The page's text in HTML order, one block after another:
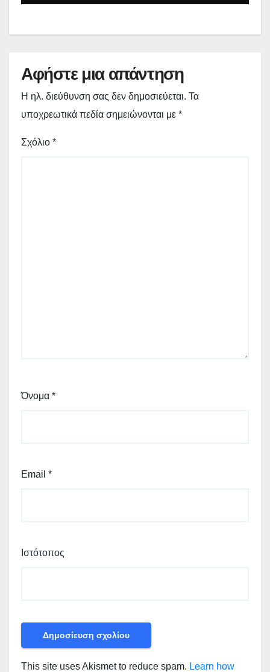
(εικόνες + video)
Αφήστε μια απάντηση
Η ηλ. διεύθυνση σας δεν δημοσιεύεται. Τα
υποχρεωτικά πεδία σημειώνονται με *
Σχόλιο *
Όνομα *
Email *
Ιστότοπος
This site uses Akismet to reduce spam. Learn how